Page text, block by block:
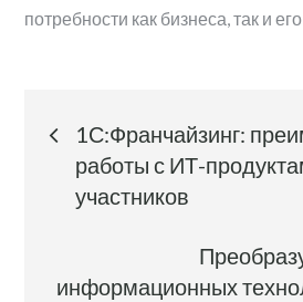
потребности как бизнеса, так и
Навигация
записям
1С:Франчайзинг:
работы с ИТ-
участников
информационных